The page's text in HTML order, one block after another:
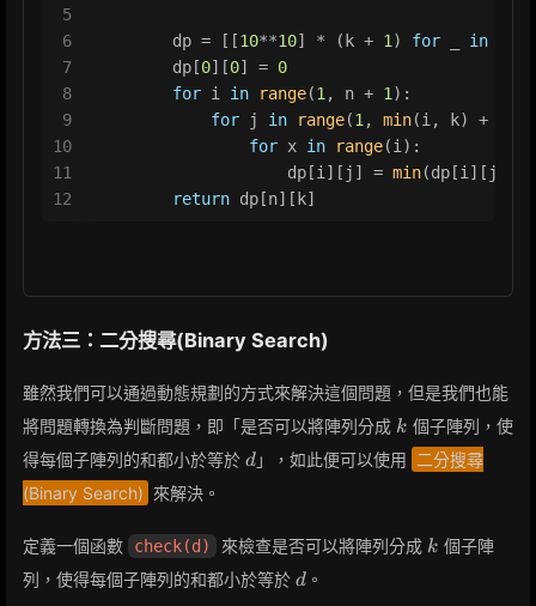
5
6
7
8
9
10
11
12
        dp = [[
10**10] * (k + 1 ) for in
        dp[
0][0] = 0
for i in range(1 , n + 1 ):
for j in range(1 , min(i, k) +
for x in range(i):
                    dp[i][j] =
min(dp[i][j],
return dp[n][k]
方法三：二分搜尋(Binary Search)
雖然我們可以通過動態規劃的方式來解決這個問題，但是我們也能
將問題轉換為判斷問題，即「是否可以將陣列分成 k
k 個子陣列，使
得每個子陣列的和都小於等於 d
d 」，如此便可以使用
二分搜尋
(Binary Search) 來解決。
定義一個函數 check(d) 來檢查是否可以將陣列分成 k
k 個子陣
列，使得每個子陣列的和都小於等於 d
d 。